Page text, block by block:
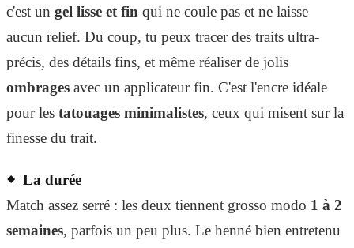
c'est un gel lisse et fin qui ne coule pas et ne laisse
aucun relief. Du coup, tu peux tracer des traits ultra-
précis, des détails fins, et même réaliser de jolis
ombrages avec un applicateur fin. C'est l'encre idéale
pour les tatouages minimalistes, ceux qui misent sur la
finesse du trait.
La durée
Match assez serré : les deux tiennent grosso modo 1 à 2
semaines, parfois un peu plus. Le henné bien entretenu